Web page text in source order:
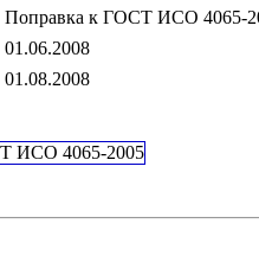
Поправка к ГОСТ ИСО 4065-
01.06.2008
01.08.2008